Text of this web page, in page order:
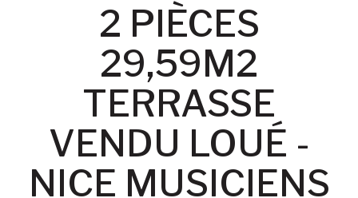
2 PIÈCES
29,59M2
TERRASSE
VENDU LOUÉ -
NICE MUSICIENS